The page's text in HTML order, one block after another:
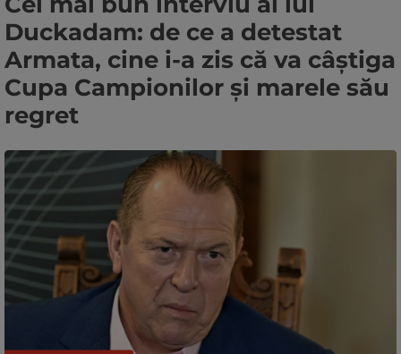
Duckadam: de ce a detestat
Armata, cine i-a zis că va câștiga
Cupa Campionilor și marele său
regret